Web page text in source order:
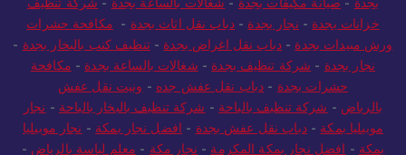
بجدة- صيانة مكيفات بجدة - شغالات بالساعة بجدة -شركة تنظيف
خزانات بجدة-نجار بجدة- دباب نقل اثاث بجدة -
مكافحة حشرات
ورش مبيدات بجدة
-دباب نقل اغراض بجدة- تنظيف كنب بالبخار بجدة
نجار بجدة
-شركة تنظيف بجدة - شغالات بالساعة بجدة-مكافحة
حشرات بجدة- دباب نقل عفش جده-ونيت نقل عفش
بالرياض
-شركة تنظيف بالباحة -شركة تنظيف بالبخار بالباحة -نجار
موبيليا بمكة -دباب نقل عفش بجدة-افضل نجار بمكة- نجار موبيليا